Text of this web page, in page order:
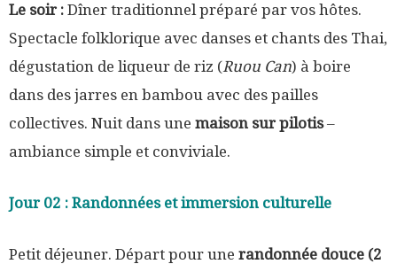
Le soir : Dîner traditionnel préparé par vos hôtes.
Spectacle folklorique avec danses et chants des Thai,
dégustation de liqueur de riz (Ruou Can) à boire
dans des jarres en bambou avec des pailles
collectives. Nuit dans une maison sur pilotis–
ambiance simple et conviviale.
Jour 02 : Randonnées et immersion culturelle
Petit déjeuner. Départ pour une randonnée douce (2